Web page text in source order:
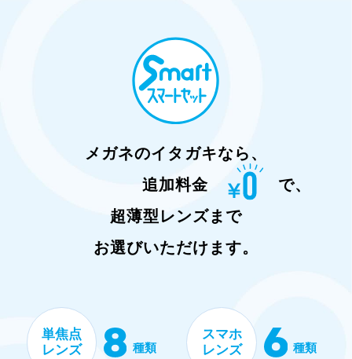
メガネのイタガキなら、
追加料金
で、
超薄型レンズまで
お選びいただけます。
単焦点
レンズ
種類
スマホ
レンズ
種類